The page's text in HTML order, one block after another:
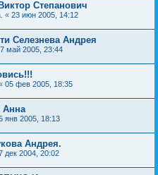
Степанович
« 23 июн 2005, 14:12
Селезнева Андрея
май 2005, 23:44
05 фев 2005, 18:35
Анна
янв 2005, 18:13
Андрея.
дек 2004, 20:02